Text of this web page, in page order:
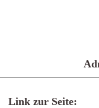
Link zur Seite: